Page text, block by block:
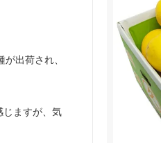
出荷され、
じますが、気